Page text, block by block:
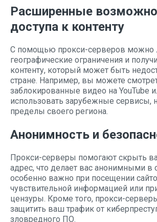
Расширенные
доступа к контенту
С помощью прокси-серверов можно
географические ограничения и
контенту, который может быть
стране. Например, вы можете
заблокированные видео на YouTube
использовать зарубежные сервисы,
пределы своего региона.
Анонимность и
Прокси-серверы помогают скрыть
адрес, что делает вас анонимными в
особенно важно при посещении
чувствительной информацией или
цензуры. Кроме того, прокси-
защитить ваш трафик от
зловредного ПО.